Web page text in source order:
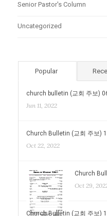
Senior Pastor's Column
Uncategorized
Popular
church bulletin (교회 주보)
Jun 11, 2022
Church Bulletin (교회 주보)
Oct 22, 2022
Church
Oct 29,
Church Bulletin (교회 주보)